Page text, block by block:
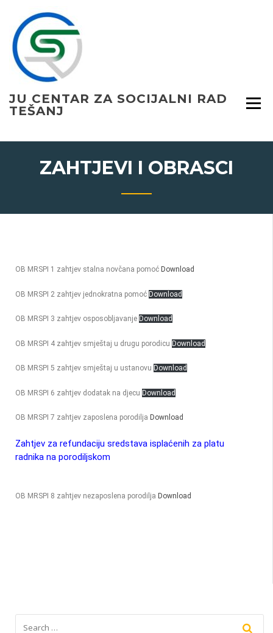
JU CENTAR ZA SOCIJALNI RAD
TEŠANJ
ZAHTJEVI I OBRASCI
OB MRSPI 1 zahtjev stalna novčana pomoć Download
OB MRSPI 2 zahtjev jednokratna pomoć Download
OB MRSPI 3 zahtjev osposobljavanje Download
OB MRSPI 4 zahtjev smještaj u drugu porodicu Download
OB MRSPI 5 zahtjev smještaj u ustanovu Download
OB MRSPI 6 zahtjev dodatak na djecu Download
OB MRSPI 7 zahtjev zaposlena porodilja Download
Zahtjev za refundaciju sredstava isplaćenih za platu
radnika na porodiljskom
OB MRSPI 8 zahtjev nezaposlena porodilja Download